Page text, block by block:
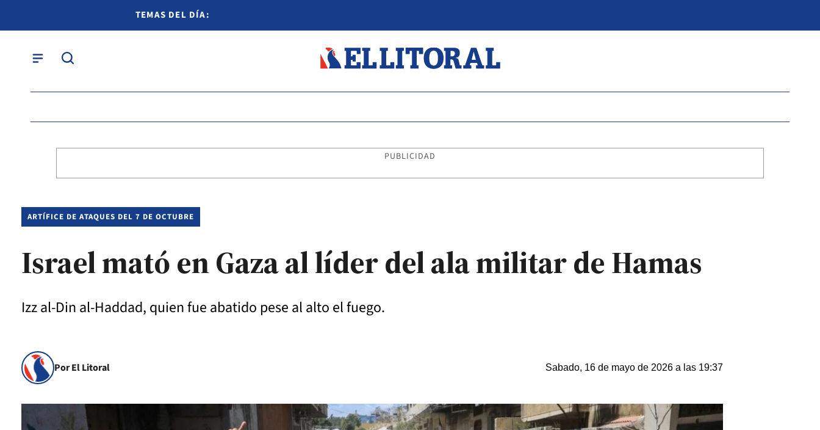
TEMAS DEL DÍA:
PUBLICIDAD
ARTÍFICE DE ATAQUES DEL 7 DE OCTUBRE
Israel mató en Gaza al líder del ala militar de Hamas
Izz al-Din al-Haddad, quien fue abatido pese al alto el fuego.
Por El Litoral Sabado, 16 de mayo de 2026 a las 19:37